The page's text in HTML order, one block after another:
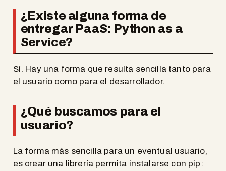
¿Existe alguna forma de
entregar PaaS: Python as a
Service?
Sí. Hay una forma que resulta sencilla tanto para
el usuario como para el desarrollador.
¿Qué buscamos para el
usuario?
La forma más sencilla para un eventual usuario,
es crear una librería permita instalarse con pip: